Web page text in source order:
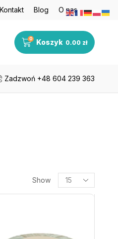
Darmowa
Kontakt Blog O nas
0 Koszyk 0.00 zł
Zadzwoń +48 604 239 363
Show